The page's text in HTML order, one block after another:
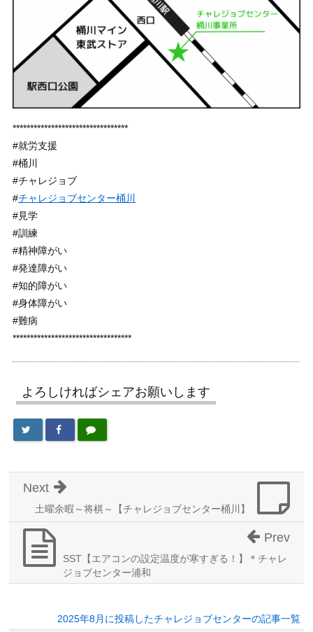
*********************************
#就労支援
#桶川
#チャレジョブ
#チャレジョブセンター桶川
#見学
#訓練
#精神障がい
#発達障がい
#知的障がい
#身体障がい
#難病
**********************************
よろしければシェアお願いします
土曜余暇～将棋～【チャレジョブセンター桶川】
Next
SST【エアコンの設定温度が寒すぎる！】＊チャレ
ジョブセンター浦和
Prev
2025年8月に投稿したチャレジョブセンターの記事一覧